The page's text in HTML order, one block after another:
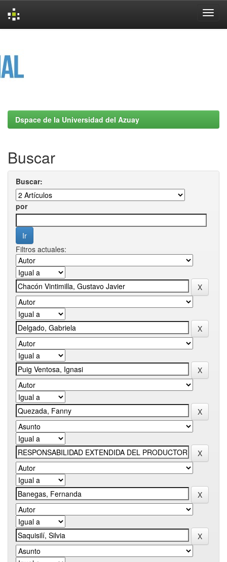
Dspace de la Universidad del Azuay
Buscar
Buscar:
por
Filtros actuales: